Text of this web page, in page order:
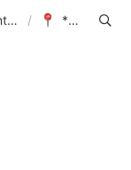
PatentPia 데이터/DB/AI 소개 / * 키워드 데이터